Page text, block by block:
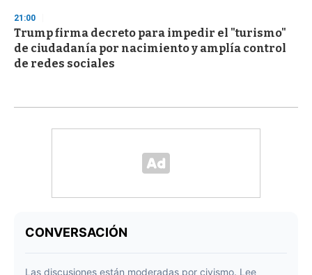
21:00
Trump firma decreto para impedir el "turismo"
de ciudadanía por nacimiento y amplía control
de redes sociales